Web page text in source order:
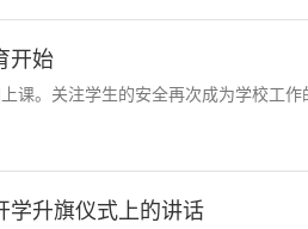
开始
课。关注学生的安全再次成为学校工
学升旗仪式上的讲话